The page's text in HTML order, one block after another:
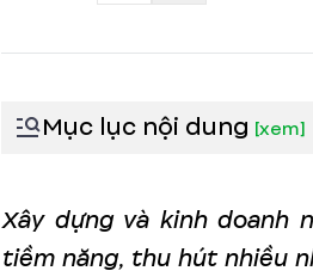
Mục lục nội dung [xem]
Xây dựng và kinh doanh
tiềm năng, thu hút nhiều